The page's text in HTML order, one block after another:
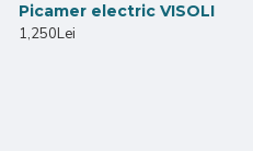
Picamer electric VISOLI
1,250Lei